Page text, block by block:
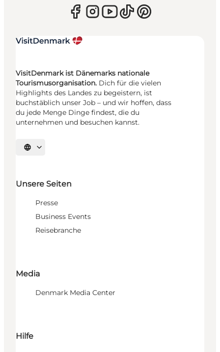
VisitDenmark ist Dänemarks nationale
Tourismusorganisation. Dich für die vielen
Highlights des Landes zu begeistern, ist
buchstäblich unser Job – und wir hoffen, dass
du jede Menge Dinge findest, die du
unternehmen und besuchen kannst.
Sprache auswählen
Unsere Seiten
Presse
Business Events
Reisebranche
Media
Denmark Media Center
Hilfe